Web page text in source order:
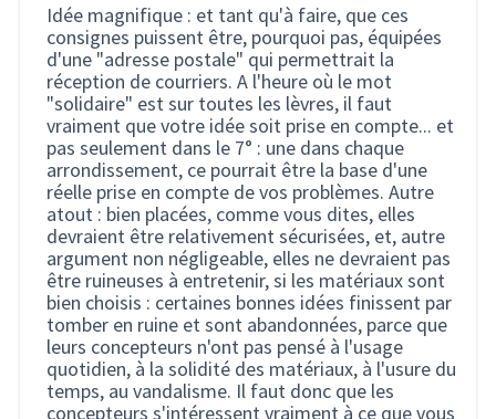
Idée magnifique : et tant qu'à faire, que ces
consignes puissent être, pourquoi pas, équipées
d'une "adresse postale" qui permettrait la
réception de courriers. A l'heure où le mot
"solidaire" est sur toutes les lèvres, il faut
vraiment que votre idée soit prise en compte... et
pas seulement dans le 7° : une dans chaque
arrondissement, ce pourrait être la base d'une
réelle prise en compte de vos problèmes. Autre
atout : bien placées, comme vous dites, elles
devraient être relativement sécurisées, et, autre
argument non négligeable, elles ne devraient pas
être ruineuses à entretenir, si les matériaux sont
bien choisis : certaines bonnes idées finissent par
tomber en ruine et sont abandonnées, parce que
leurs concepteurs n'ont pas pensé à l'usage
quotidien, à la solidité des matériaux, à l'usure du
temps, au vandalisme. Il faut donc que les
concepteurs s'intéressent vraiment à ce que vous